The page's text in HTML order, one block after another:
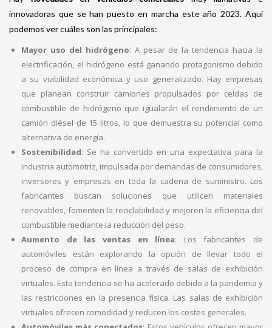
innovadoras que se han puesto en marcha este año 2023. Aquí
podemos ver cuáles son las principales:
Mayor uso del hidrógeno: A pesar de la tendencia hacia la
electrificación, el hidrógeno está ganando protagonismo debido
a su viabilidad económica y uso generalizado. Hay empresas
que planean construir camiones propulsados por celdas de
combustible de hidrógeno que igualarán el rendimiento de un
camión diésel de 15 litros, lo que demuestra su potencial como
alternativa de energía.
Sostenibilidad: Se ha convertido en una expectativa para la
industria automotriz, impulsada por demandas de consumidores,
inversores y empresas en toda la cadena de suministro. Los
fabricantes buscan soluciones que utilicen materiales
renovables, fomenten la reciclabilidad y mejoren la eficiencia del
combustible mediante la reducción del peso.
Aumento de las ventas en línea: Los fabricantes de
automóviles están explorando la opción de llevar todo el
proceso de compra en línea a través de salas de exhibición
virtuales. Esta tendencia se ha acelerado debido a la pandemia y
las restricciones en la presencia física. Las salas de exhibición
virtuales ofrecen comodidad y reducen los costes generales.